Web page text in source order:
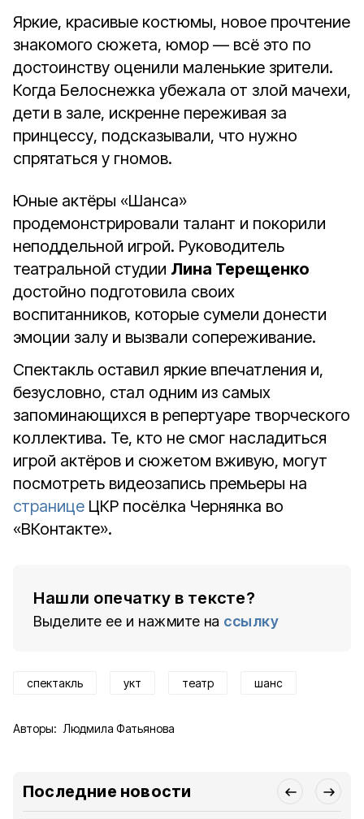
Яркие, красивые костюмы, новое прочтение
знакомого сюжета, юмор — всё это по
достоинству оценили маленькие зрители.
Когда Белоснежка убежала от злой мачехи,
дети в зале, искренне переживая за
принцессу, подсказывали, что нужно
спрятаться у гномов.
Юные актёры «Шанса»
продемонстрировали талант и покорили
неподдельной игрой. Руководитель
театральной студии Лина Терещенко
достойно подготовила своих
воспитанников, которые сумели донести
эмоции залу и вызвали сопереживание.
Спектакль оставил яркие впечатления и,
безусловно, стал одним из самых
запоминающихся в репертуаре творческого
коллектива. Те, кто не смог насладиться
игрой актёров и сюжетом вживую, могут
посмотреть видеозапись премьеры на
странице ЦКР посёлка Чернянка во
«ВКонтакте».
Нашли опечатку в тексте?
Выделите ее и нажмите на ссылку
спектакль укт театр шанс
Авторы: Людмила Фатьянова
Последние новости